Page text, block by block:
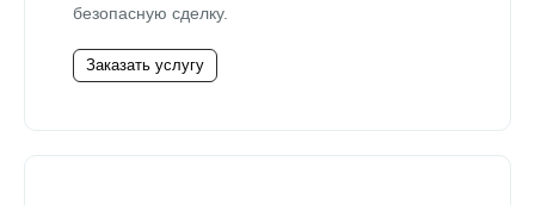
безопасную сделку.
Заказать услугу